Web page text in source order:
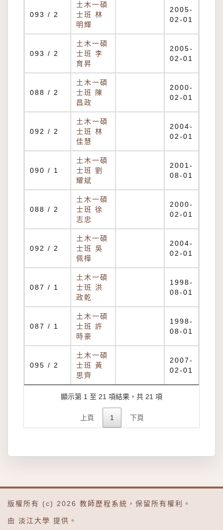
093 / 2
土木一碩
士班 林
明輝
2005-
02-01
093 / 2
土木一碩
士班 李
育昇
2005-
02-01
088 / 2
土木一碩
士班 陳
昌政
2000-
02-01
092 / 2
土木一碩
士班 林
佳慧
2004-
02-01
090 / 1
土木一碩
士班 劉
耀斌
2001-
08-01
088 / 2
土木一碩
士班 徐
志忠
2000-
02-01
092 / 2
土木一碩
士班 吳
佩樺
2004-
02-01
087 / 1
土木一碩
士班 洪
政乾
1998-
08-01
087 / 1
土木一碩
士班 許
時豪
1998-
08-01
095 / 2
土木一碩
士班 黃
思齊
2007-
02-01
顯示第 1 至 21 項結果，共 21 項
上頁 1 下頁
版權所有 (c) 2026 教師歷程系統 ，保留所有權利。
由 淡江大學 提供。